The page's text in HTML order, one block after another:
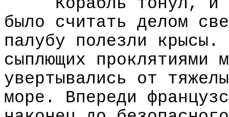
Корабль тонул, и
было считать делом
палубу полезли
сыплющих проклятиями
увертывались от
море. Впереди